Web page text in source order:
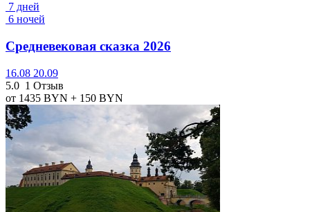
7 дней
6 ночей
Средневековая сказка 2026
16.08 20.09
5.0 1 Отзыв
от 1435 BYN + 150 BYN